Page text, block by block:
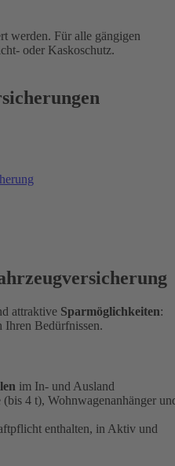
werden. Für alle gängigen
oder Kaskoschutz.
attraktive Sparmöglichkeiten:
Ihren Bedürfnissen.
im In- und Ausland
4 t), Wohnwagenanhänger
enthalten, in Aktiv und